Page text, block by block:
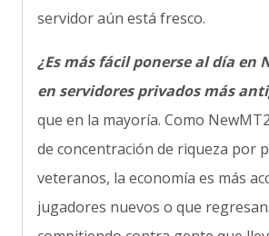
servidor aún está fresco.
¿Es más fácil ponerse al día en
en servidores privados más
que en la mayoría. Como
de concentración de riqueza por
veteranos, la economía es más
jugadores nuevos o que